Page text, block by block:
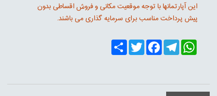
این آپارتمانها با توجه موقعیت مکانی و فروش اقساطی بدون
پیش پرداخت مناسب برای سرمایه گذاری می باشند.
ShareTwitter
FacebookTelegramWhatsApp